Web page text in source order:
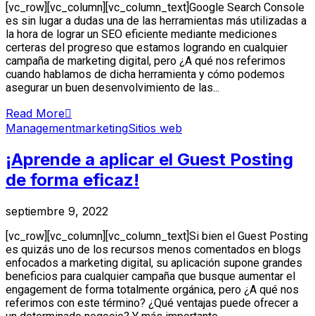
[vc_row][vc_column][vc_column_text]Google Search Console
es sin lugar a dudas una de las herramientas más utilizadas a
la hora de lograr un SEO eficiente mediante mediciones
certeras del progreso que estamos logrando en cualquier
campaña de marketing digital, pero ¿A qué nos referimos
cuando hablamos de dicha herramienta y cómo podemos
asegurar un buen desenvolvimiento de las...
Read More
ManagementmarketingSitios web
¡Aprende a aplicar el Guest Posting
de forma eficaz!
septiembre 9, 2022
[vc_row][vc_column][vc_column_text]Si bien el Guest Posting
es quizás uno de los recursos menos comentados en blogs
enfocados a marketing digital, su aplicación supone grandes
beneficios para cualquier campaña que busque aumentar el
engagement de forma totalmente orgánica, pero ¿A qué nos
referimos con este término? ¿Qué ventajas puede ofrecer a